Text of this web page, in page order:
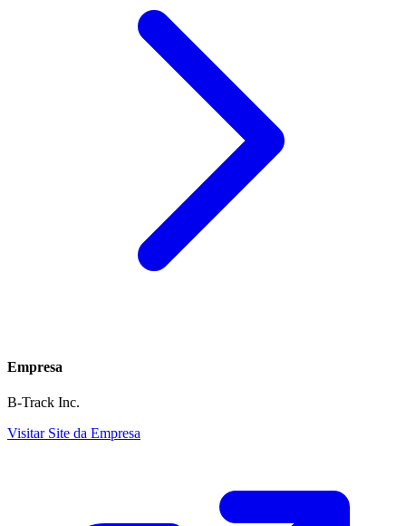
Empresa
B-Track Inc.
Visitar Site da Empresa